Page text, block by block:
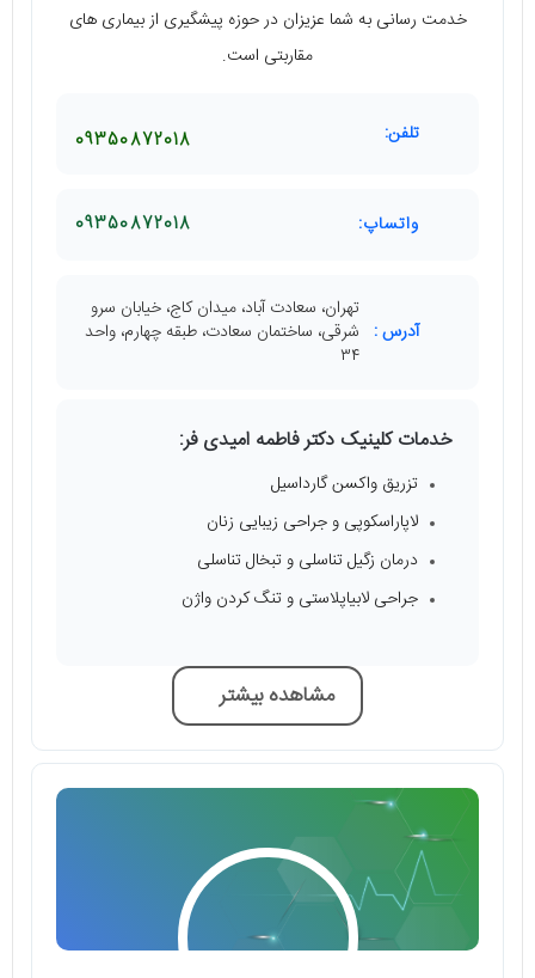
خدمت رسانی به شما عزیزان در حوزه پیشگیری از بیماری ‌های
مقاربتی است.
تلفن: 09350872018
واتساپ: 09350872018
آدرس :
تهران، سعادت آباد، میدان کاج، خیابان سرو
شرقی، ساختمان سعادت، طبقه چهارم، واحد
۳۴
خدمات کلینیک دکتر فاطمه امیدی‌ فر:
تزریق واکسن گارداسیل
لاپاراسکوپی و جراحی زیبایی زنان
درمان زگیل تناسلی و تبخال تناسلی
جراحی لابیاپلاستی و تنگ کردن واژن
مشاهده بیشتر